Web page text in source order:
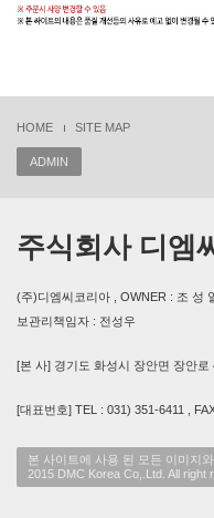
HOME SITE MAP
ADMIN
주식회사 디엠
(주)디엠씨코리아 , OWNER : 조 성
보관리책임자 : 전성우
[본 사] 경기도 화성시 장안면 장안
[대표번호] TEL : 031) 351-6411 ,
본 사이트에 사용 된 모든 이미지
2015 DMC Korea Co,.Ltd. All right